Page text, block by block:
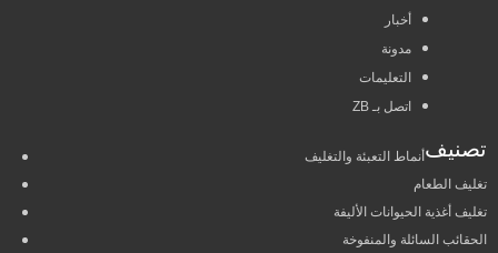
أخبار
مدونة
التعليمات
اتصل بـ ZB
تصنيفأنماط التعبئة والتغليف
تغليف الطعام
تغليف أغذية الحيوانات الأليفة
الحقائب السائلة والمنفوخة